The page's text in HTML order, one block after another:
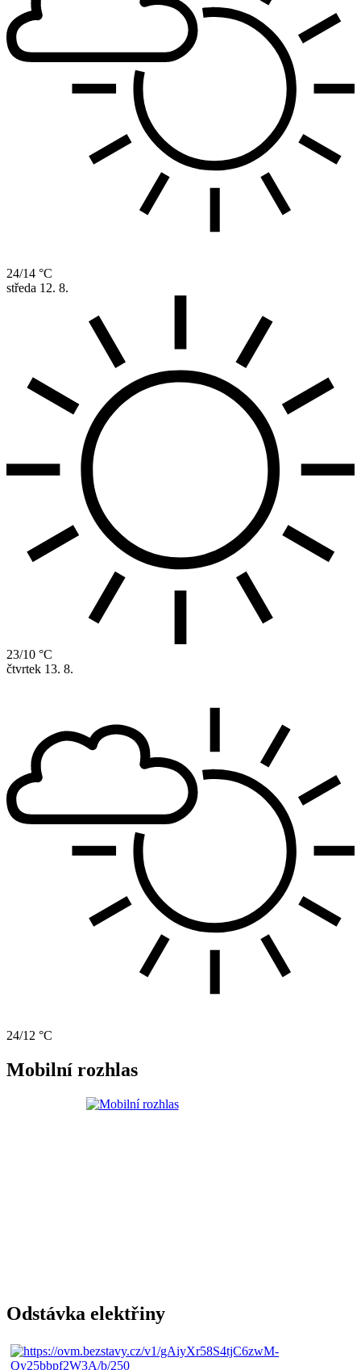
24/14 °C
středa 12. 8.
23/10 °C
čtvrtek 13. 8.
24/12 °C
Mobilní rozhlas
Odstávka elektřiny